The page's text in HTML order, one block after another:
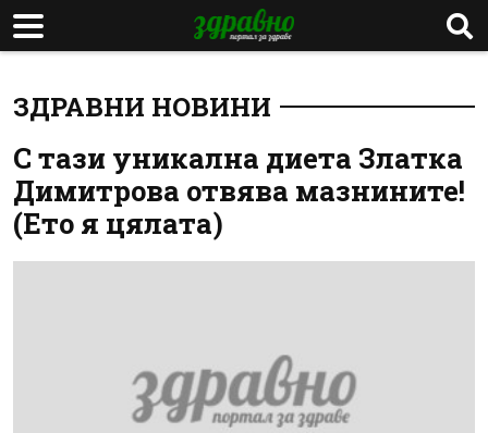
ЗДРАВНИ НОВИНИ
С тази уникална диета Златка
Димитрова отвява мазнините!
(Ето я цялата)